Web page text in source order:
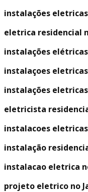
instalações
eletrica residencial
instalações
instalaçoes
instalações
eletricista
instalacoes
instalação
instalacao eletrica
projeto eletrico no